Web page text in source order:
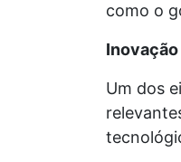
como o
Um dos